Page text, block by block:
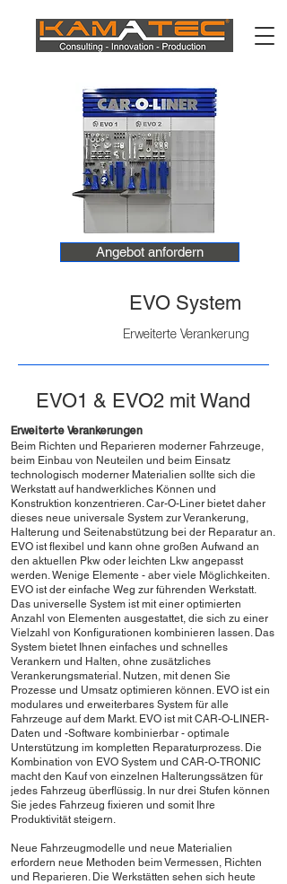
Angebot anfordern
EVO System
Erweiterte Verankerung
EVO1 & EVO2 mit Wand
Erweiterte Verankerungen
Beim Richten und Reparieren moderner Fahrzeuge,
beim Einbau von Neuteilen und beim Einsatz
technologisch moderner Materialien sollte sich die
Werkstatt auf handwerkliches Können und
Konstruktion konzentrieren. Car-O-Liner bietet daher
dieses neue universale System zur Verankerung,
Halterung und Seitenabstützung bei der Reparatur an.
EVO ist flexibel und kann ohne großen Aufwand an
den aktuellen Pkw oder leichten Lkw angepasst
werden. Wenige Elemente - aber viele Möglichkeiten.
EVO ist der einfache Weg zur führenden Werkstatt.
Das universelle System ist mit einer optimierten
Anzahl von Elementen ausgestattet, die sich zu einer
Vielzahl von Konfigurationen kombinieren lassen. Das
System bietet Ihnen einfaches und schnelles
Verankern und Halten, ohne zusätzliches
Verankerungsmaterial. Nutzen, mit denen Sie
Prozesse und Umsatz optimieren können. EVO ist ein
modulares und erweiterbares System für alle
Fahrzeuge auf dem Markt. EVO ist mit CAR-O-LINER-
Daten und -Software kombinierbar - optimale
Unterstützung im kompletten Reparaturprozess. Die
Kombination von EVO System und CAR-O-TRONIC
macht den Kauf von einzelnen Halterungssätzen für
jedes Fahrzeug überflüssig. In nur drei Stufen können
Sie jedes Fahrzeug fixieren und somit Ihre
Produktivität steigern.
Neue Fahrzeugmodelle und neue Materialien
erfordern neue Methoden beim Vermessen, Richten
und Reparieren. Die Werkstätten sehen sich heute